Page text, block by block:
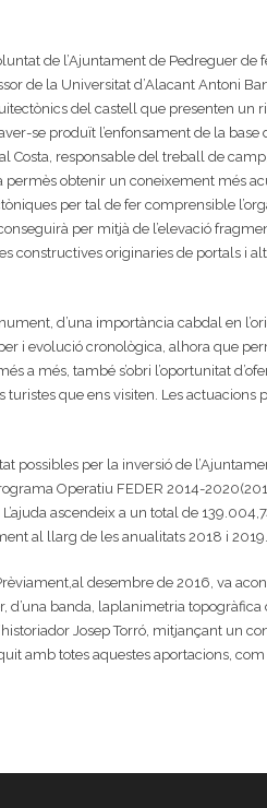
de l’Ajuntament de Pedreguer de
de la Universitat d’Alacant Antoni
del castell que presenten un
se produït l’enfonsament de la base
Costa, responsable del treball de
obtenir un coneixement més
per tal de fer comprensible
per mitjà de l’elevació
originaries de portals i
d’una importància cabdal en
i evolució cronològica, alhora que
a més, també s’obri l’oportunitat
que ens visiten. Les
possibles per la inversió de
Operatiu FEDER 2014-
ascendeix a un total de
al llarg de les anualitats 2018 i 2019.
desembre de 2016, va
d’una banda, laplanimetria
Josep Torró, mitjançant un
amb totes aquestes aportacions,